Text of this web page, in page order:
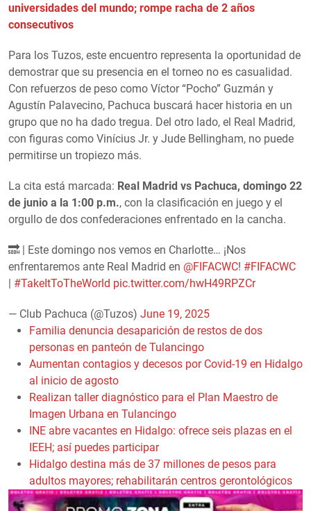
universidades del mundo; rompe racha de 2 años
consecutivos
Para los Tuzos, este encuentro representa la oportunidad de
demostrar que su presencia en el torneo no es casualidad.
Con refuerzos de peso como Víctor “Pocho” Guzmán y
Agustín Palavecino, Pachuca buscará hacer historia en un
grupo que no ha dado tregua. Del otro lado, el Real Madrid,
con figuras como Vinícius Jr. y Jude Bellingham, no puede
permitirse un tropiezo más.
La cita está marcada: Real Madrid vs Pachuca, domingo 22
de junio a la 1:00 p.m., con la clasificación en juego y el
orgullo de dos confederaciones enfrentado en la cancha.
🔜 | Este domingo nos vemos en Charlotte… ¡Nos
enfrentaremos ante Real Madrid en @FIFACWC! #FIFACWC
| #TakeItToTheWorld pic.twitter.com/hwH49RPZCr
— Club Pachuca (@Tuzos) June 19, 2025
Familia denuncia desaparición de restos de dos
personas en panteón de Tulancingo
Aumentan contagios y decesos por Covid-19 en Hidalgo
al inicio de agosto
Realizan taller diagnóstico para el Plan Maestro de
Imagen Urbana en Tulancingo
INE abre vacantes en Hidalgo: ofrece seis plazas en el
IEEH; así puedes participar
Hidalgo destina más de 37 millones de pesos para
adultos mayores; rehabilitarán centros gerontológicos